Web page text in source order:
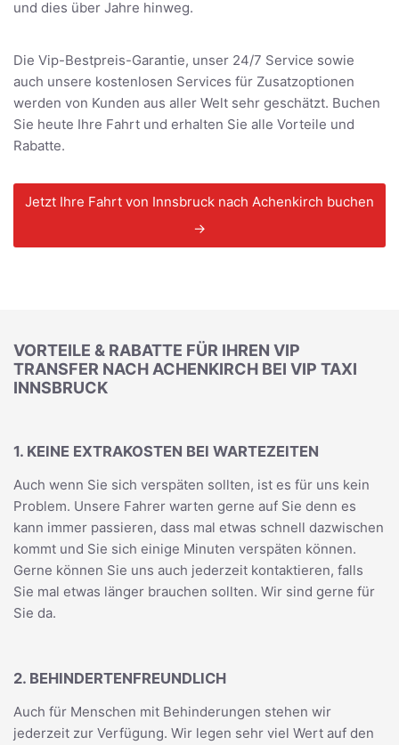
und dies über Jahre hinweg.
Die Vip-Bestpreis-Garantie, unser 24/7 Service sowie
auch unsere kostenlosen Services für Zusatzoptionen
werden von Kunden aus aller Welt sehr geschätzt. Buchen
Sie heute Ihre Fahrt und erhalten Sie alle Vorteile und
Rabatte.
Jetzt Ihre Fahrt von Innsbruck nach Achenkirch buchen
→
VORTEILE & RABATTE FÜR IHREN VIP
TRANSFER NACH ACHENKIRCH BEI VIP TAXI
INNSBRUCK
1. KEINE EXTRAKOSTEN BEI WARTEZEITEN
Auch wenn Sie sich verspäten sollten, ist es für uns kein
Problem. Unsere Fahrer warten gerne auf Sie denn es
kann immer passieren, dass mal etwas schnell dazwischen
kommt und Sie sich einige Minuten verspäten können.
Gerne können Sie uns auch jederzeit kontaktieren, falls
Sie mal etwas länger brauchen sollten. Wir sind gerne für
Sie da.
2. BEHINDERTENFREUNDLICH
Auch für Menschen mit Behinderungen stehen wir
jederzeit zur Verfügung. Wir legen sehr viel Wert auf den